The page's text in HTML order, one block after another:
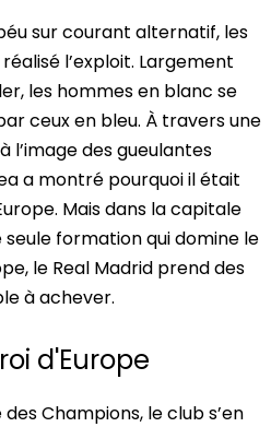
sur courant alternatif, les
l’exploit. Largement
les hommes en blanc se
ceux en bleu. À travers une
l’image des gueulantes
a montré pourquoi il était
Mais dans la capitale
seule formation qui domine le
le Real Madrid prend des
à achever.
d'Europe
Champions, le club s’en